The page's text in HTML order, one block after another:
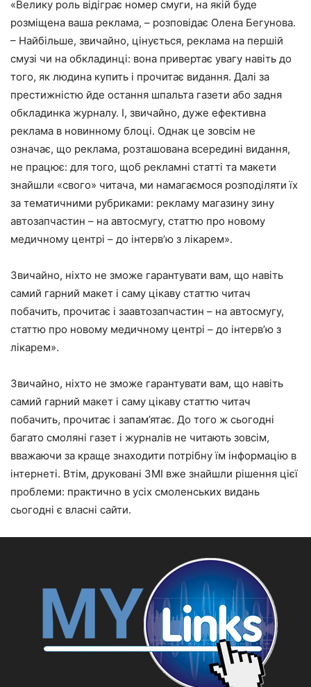
«Велику роль відіграє номер смуги, на якій буде
розміщена ваша реклама, – розповідає Олена Бегунова.
– Найбільше, звичайно, цінується, реклама на першій
смузі чи на обкладинці: вона привертає увагу навіть до
того, як людина купить і прочитає видання. Далі за
престижністю йде остання шпальта газети або задня
обкладинка журналу. І, звичайно, дуже ефективна
реклама в новинному блоці. Однак це зовсім не
означає, що реклама, розташована всередині видання,
не працює: для того, щоб рекламні статті та макети
знайшли «свого» читача, ми намагаємося розподіляти їх
за тематичними рубриками: рекламу магазину зину
автозапчастин – на автосмугу, статтю про новому
медичному центрі – до інтерв’ю з лікарем».
Звичайно, ніхто не зможе гарантувати вам, що навіть
самий гарний макет і саму цікаву статтю читач
побачить, прочитає і заавтозапчастин – на автосмугу,
статтю про новому медичному центрі – до інтерв’ю з
лікарем».
Звичайно, ніхто не зможе гарантувати вам, що навіть
самий гарний макет і саму цікаву статтю читач
побачить, прочитає і запам’ятає. До того ж сьогодні
багато смоляні газет і журналів не читають зовсім,
вважаючи за краще знаходити потрібну їм інформацію в
інтернеті. Втім, друковані ЗМІ вже знайшли рішення цієї
проблеми: практично в усіх смоленських видань
сьогодні є власні сайти.